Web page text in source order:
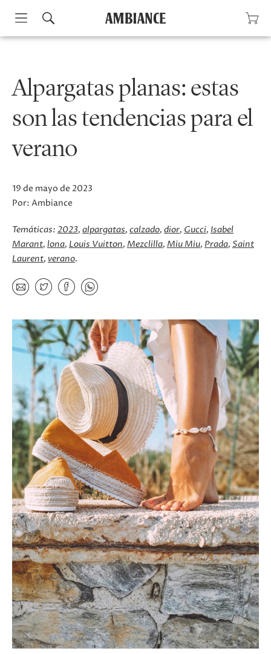
Skip
Alpargatas planas: estas
son las tendencias para el
verano
19 de mayo de 2023
Por: Ambiance
Temáticas: 2023 alpargatas calzado dior Gucci Isabel
Marant lona Louis Vuitton Mezclilla Miu Miu Prada Saint
Laurent verano